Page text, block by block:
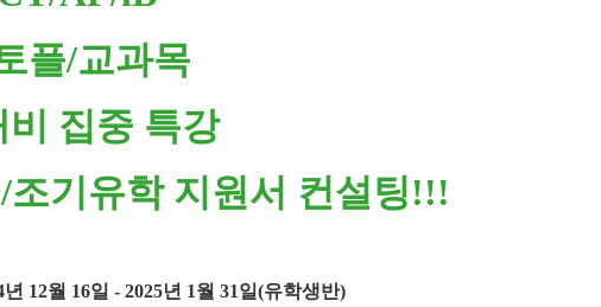
플/교과목
비 집중 특강
/조기유학 지원서 컨설팅!!!
년 12월 16일 - 2025년 1월 31일(유학생반)